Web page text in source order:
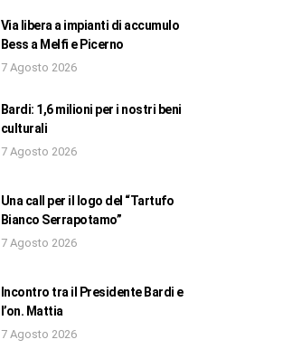
Via libera a impianti di accumulo
Bess a Melfi e Picerno
7 Agosto 2026
Bardi: 1,6 milioni per i nostri beni
culturali
7 Agosto 2026
Una call per il logo del “Tartufo
Bianco Serrapotamo”
7 Agosto 2026
Incontro tra il Presidente Bardi e
l’on. Mattia
7 Agosto 2026